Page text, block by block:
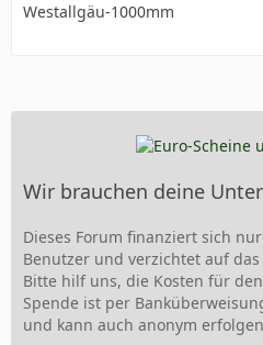
Westallgäu-1000mm
Wir brauchen deine
Dieses Forum finanziert sich
Benutzer und verzichtet auf
Bitte hilf uns, die Kosten für
Spende ist per
und kann auch anonym